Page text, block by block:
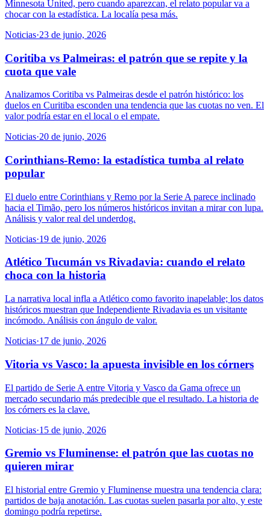
Minnesota United, pero cuando aparezcan, el relato popular va a
chocar con la estadística. La localía pesa más.
Noticias·23 de junio, 2026
Coritiba vs Palmeiras: el patrón que se repite y la
cuota que vale
Analizamos Coritiba vs Palmeiras desde el patrón histórico: los
duelos en Curitiba esconden una tendencia que las cuotas no ven. El
valor podría estar en el local o el empate.
Noticias·20 de junio, 2026
Corinthians-Remo: la estadística tumba al relato
popular
El duelo entre Corinthians y Remo por la Serie A parece inclinado
hacia el Timão, pero los números históricos invitan a mirar con lupa.
Análisis y valor real del underdog.
Noticias·19 de junio, 2026
Atlético Tucumán vs Rivadavia: cuando el relato
choca con la historia
La narrativa local infla a Atlético como favorito inapelable; los datos
históricos muestran que Independiente Rivadavia es un visitante
incómodo. Análisis con ángulo de valor.
Noticias·17 de junio, 2026
Vitoria vs Vasco: la apuesta invisible en los córners
El partido de Serie A entre Vitoria y Vasco da Gama ofrece un
mercado secundario más predecible que el resultado. La historia de
los córners es la clave.
Noticias·15 de junio, 2026
Gremio vs Fluminense: el patrón que las cuotas no
quieren mirar
El historial entre Gremio y Fluminense muestra una tendencia clara:
partidos de baja anotación. Las cuotas suelen pasarla por alto, y este
domingo podría repetirse.